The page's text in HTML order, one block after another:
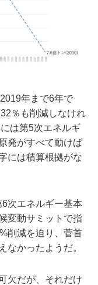
年まで6年で
％も削減しなけれ
は第5次エネルギ
発がすべて動けば
には積算根拠がな
次エネルギー基本
変動サミットで指
削減を迫り、菅首
なかったようだ。
欠だが、それだけ